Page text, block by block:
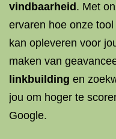
vindbaarheid . Met
ervaren hoe onze
kan opleveren voor
maken van
linkbuilding en
jou om hoger te
Google.